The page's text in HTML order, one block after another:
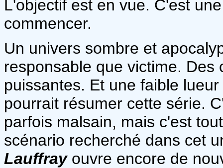
L'objectif est en vue. C'est
commencer.
Un univers sombre et
responsable que victime.
puissantes. Et une faible
pourrait résumer cette série.
parfois malsain, mais c'est
scénario recherché dans cet
Lauffrayouvre encore de